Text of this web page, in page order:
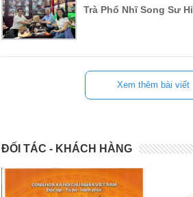
Trà Phổ Nhĩ Song Sư
Xem thêm bài viết
ĐỐI TÁC - KHÁCH HÀNG